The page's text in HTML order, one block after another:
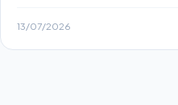
13/07/2026